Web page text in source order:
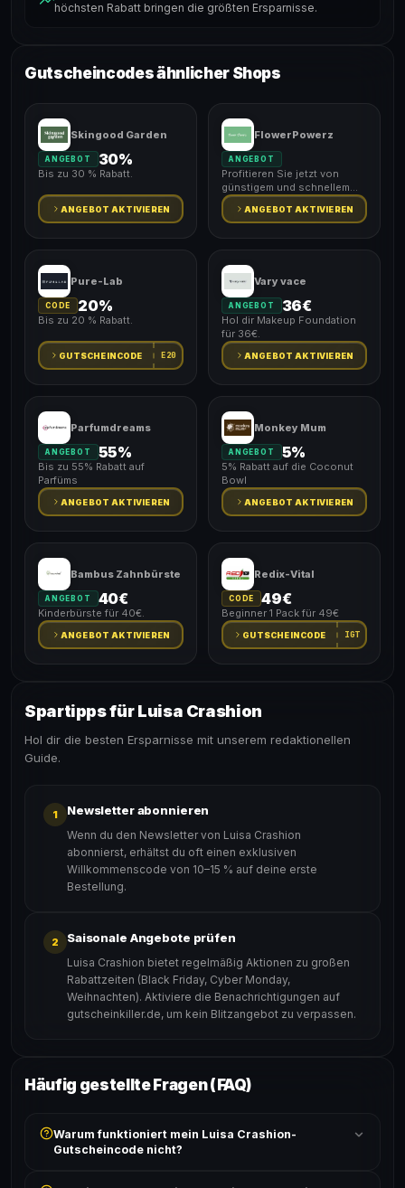
höchsten Rabatt bringen die größten Ersparnisse.
Gutscheincodes ähnlicher Shops
Skingood Garden
ANGEBOT 30%
Bis zu 30 % Rabatt.
ANGEBOT AKTIVIEREN
FlowerPowerz
ANGEBOT
Profitieren Sie jetzt von
günstigem und schnellem
Versand.
ANGEBOT AKTIVIEREN
Pure-Lab
CODE 20%
Bis zu 20 % Rabatt.
GUTSCHEINCODE E20
Vary vace
ANGEBOT 36€
Hol dir Makeup Foundation
für 36€.
ANGEBOT AKTIVIEREN
Parfumdreams
ANGEBOT 55%
Bis zu 55% Rabatt auf
Parfüms
ANGEBOT AKTIVIEREN
Monkey Mum
ANGEBOT 5%
5% Rabatt auf die Coconut
Bowl
ANGEBOT AKTIVIEREN
Bambus Zahnbürste
ANGEBOT 40€
Kinderbürste für 40€.
ANGEBOT AKTIVIEREN
Redix-Vital
CODE 49€
Beginner 1 Pack für 49€
GUTSCHEINCODE IGT
Spartipps für Luisa Crashion
Hol dir die besten Ersparnisse mit unserem redaktionellen
Guide.
1 Newsletter abonnieren
Wenn du den Newsletter von Luisa Crashion
abonnierst, erhältst du oft einen exklusiven
Willkommenscode von 10–15 % auf deine erste
Bestellung.
2 Saisonale Angebote prüfen
Luisa Crashion bietet regelmäßig Aktionen zu großen
Rabattzeiten (Black Friday, Cyber Monday,
Weihnachten). Aktiviere die Benachrichtigungen auf
gutscheinkiller.de, um kein Blitzangebot zu verpassen.
Häufig gestellte Fragen (FAQ)
Warum funktioniert mein Luisa Crashion-
Gutscheincode nicht?